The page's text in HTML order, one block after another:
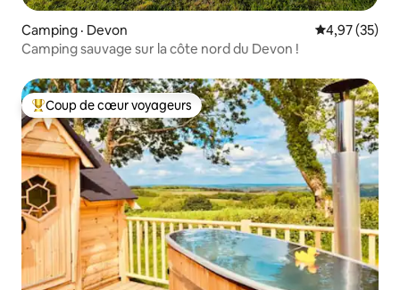
Camping · Devon Note
4,97 (35)
Camping sauvage sur la côte nord du Devon !
Coup de cœur voyageurs parmi les plus aimés
Coup de cœur voyageurs